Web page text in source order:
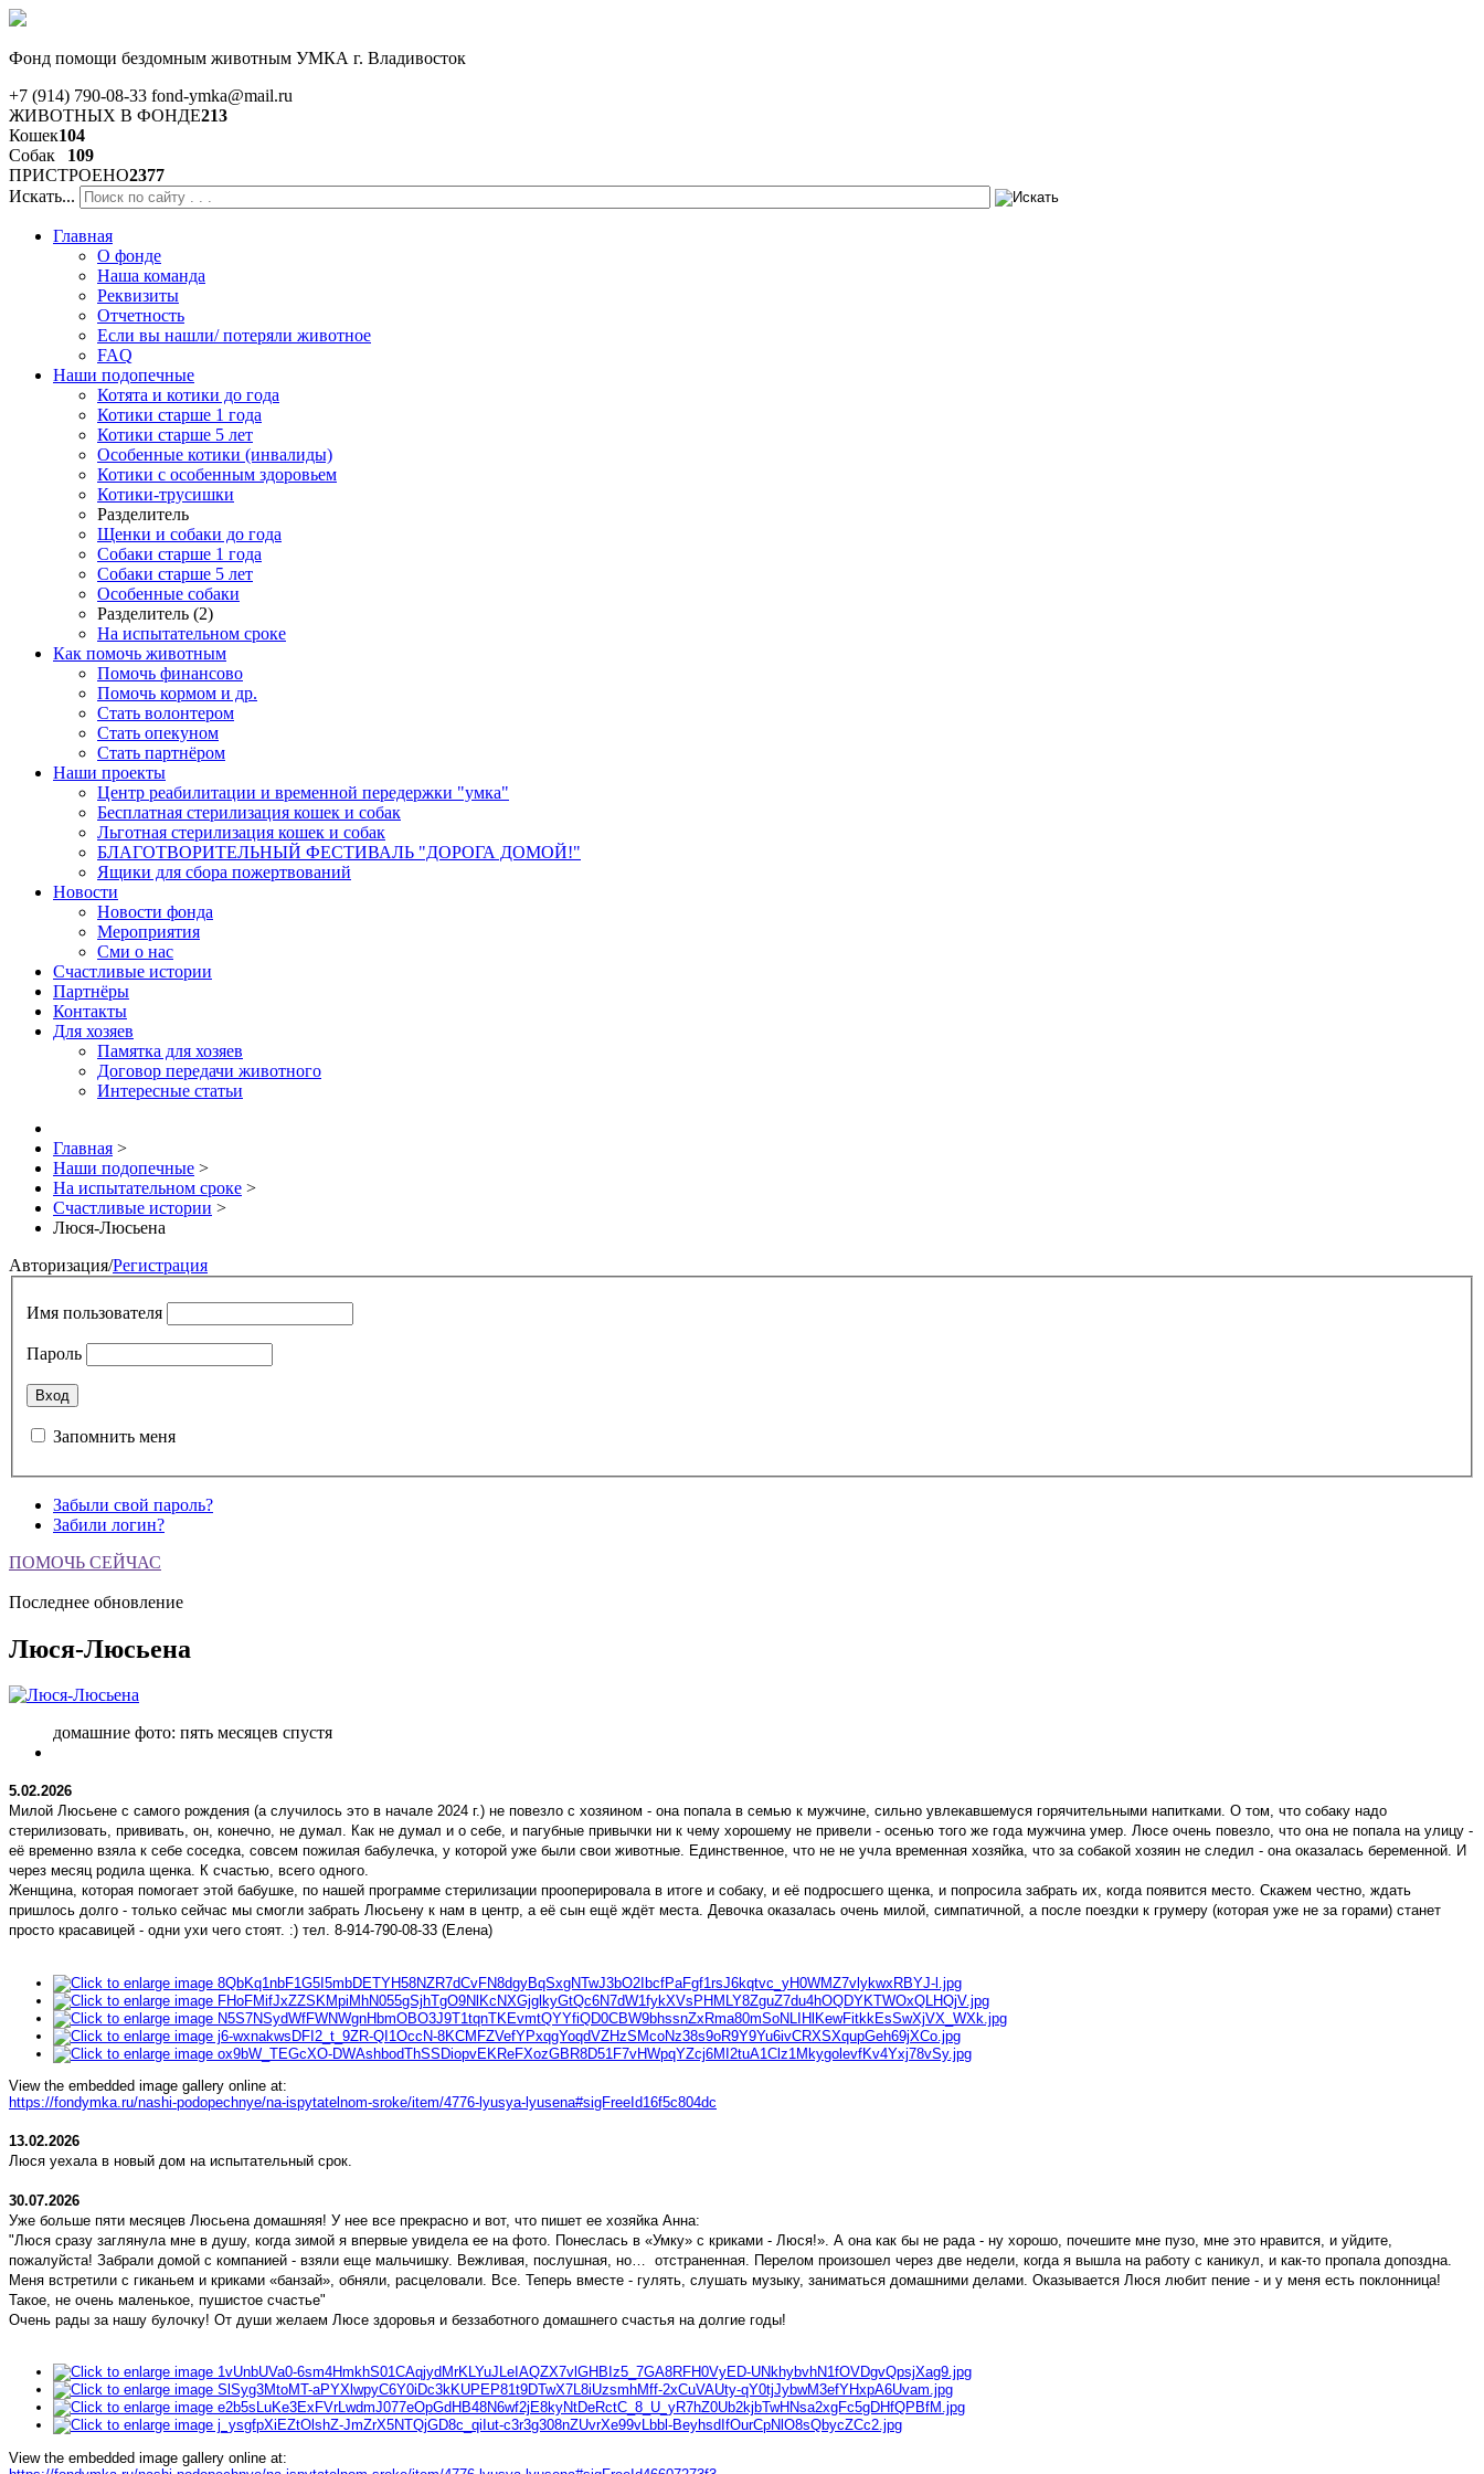
Фонд помощи бездомным животным УМКА г. Владивосток
+7 (914) 790-08-33 fond-ymka@mail.ru
ЖИВОТНЫХ В ФОНДЕ213
Кошек104
Собак
109
ПРИСТРОЕНО2377
Искать...
Главная
О фонде
Наша команда
Реквизиты
Отчетность
Если вы нашли/ потеряли животное
FAQ
Наши подопечные
Котята и котики до года
Котики старше 1 года
Котики старше 5 лет
Особенные котики (инвалиды)
Котики с особенным здоровьем
Котики-трусишки
Разделитель
Щенки и собаки до года
Собаки старше 1 года
Собаки старше 5 лет
Особенные собаки
Разделитель (2)
На испытательном сроке
Как помочь животным
Помочь финансово
Помочь кормом и др.
Стать волонтером
Стать опекуном
Стать партнёром
Наши проекты
Центр реабилитации и временной передержки "умка"
Бесплатная стерилизация кошек и собак
Льготная стерилизация кошек и собак
БЛАГОТВОРИТЕЛЬНЫЙ ФЕСТИВАЛЬ "ДОРОГА ДОМОЙ!"
Ящики для сбора пожертвований
Новости
Новости фонда
Мероприятия
Сми о нас
Счастливые истории
Партнёры
Контакты
Для хозяев
Памятка для хозяев
Договор передачи животного
Интересные статьи
Главная >
Наши подопечные >
На испытательном сроке >
Счастливые истории >
Люся-Люсьена
Авторизация/Регистрация
Имя пользователя
Пароль
Запомнить меня
Забыли свой пароль?
Забили логин?
ПОМОЧЬ СЕЙЧАС
Последнее обновление
Люся-Люсьена
домашние фото: пять месяцев спустя
5.02.2026
Милой Люсьене с самого рождения (а случилось это в начале 2024 г.) не повезло с хозяином - она попала в семью к мужчине, сильно увлекавшемуся горячительными напитками. О том, что собаку надо
стерилизовать, прививать, он, конечно, не думал. Как не думал и о себе, и пагубные привычки ни к чему хорошему не привели - осенью того же года мужчина умер. Люсе очень повезло, что она не попала на улицу -
её временно взяла к себе соседка, совсем пожилая бабулечка, у которой уже были свои животные. Единственное, что не не учла временная хозяйка, что за собакой хозяин не следил - она оказалась беременной. И
через месяц родила щенка. К счастью, всего одного.
Женщина, которая помогает этой бабушке, по нашей программе стерилизации прооперировала в итоге и собаку, и её подросшего щенка, и попросила забрать их, когда появится место. Скажем честно, ждать
пришлось долго - только сейчас мы смогли забрать Люсьену к нам в центр, а её сын ещё ждёт места. Девочка оказалась очень милой, симпатичной, а после поездки к грумеру (которая уже не за горами) станет
просто красавицей - одни ухи чего стоят. :) тел. 8-914-790-08-33 (Елена)
View the embedded image gallery online at:
https://fondymka.ru/nashi-podopechnye/na-ispytatelnom-sroke/item/4776-lyusya-lyusena#sigFreeId16f5c804dc
13.02.2026
Люся уехала в новый дом на испытательный срок.
30.07.2026
Уже больше пяти месяцев Люсьена домашняя! У нее все прекрасно и вот, что пишет ее хозяйка Анна:
"Люся сразу заглянула мне в душу, когда зимой я впервые увидела ее на фото. Понеслась в «Умку» с криками - Люся!». А она как бы не рада - ну хорошо, почешите мне пузо, мне это нравится, и уйдите,
пожалуйста! Забрали домой с компанией - взяли еще мальчишку. Вежливая, послушная, но… отстраненная. Перелом произошел через две недели, когда я вышла на работу с каникул, и как-то пропала допоздна.
Меня встретили с гиканьем и криками «банзай», обняли, расцеловали. Все. Теперь вместе - гулять, слушать музыку, заниматься домашними делами. Оказывается Люся любит пение - и у меня есть поклонница!
Такое, не очень маленькое, пушистое счастье"
Очень рады за нашу булочку! От души желаем Люсе здоровья и беззаботного домашнего счастья на долгие годы!
View the embedded image gallery online at: